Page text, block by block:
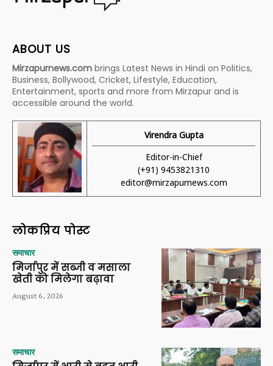
ABOUT US
Mirzapurnews.com brings Latest News in Hindi on Politics,
Business, Bollywood, Cricket, Lifestyle, Education,
Entertainment, sports and more from Mirzapur and is
accessible around the world.
Virendra Gupta
Editor-in-Chief
(+91) 9453821310
editor@mirzapurnews.com
लोकप्रिय पोस्ट
समाचार
मिर्जापुर में सब्जी व मसाला
खेती को मिलेगा बढ़ावा
August 6, 2026
समाचार